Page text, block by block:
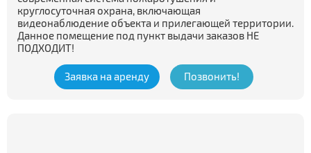
круглосуточная охрана, включающая
видеонаблюдение объекта и прилегающей территории.
Данное помещение под пункт выдачи заказов НЕ
ПОДХОДИТ!
Заявка на аренду Позвонить!